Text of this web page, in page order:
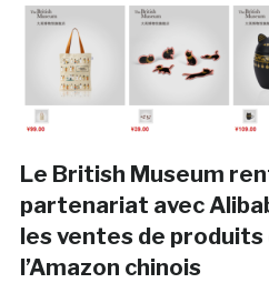
Le British Museum
partenariat avec
les ventes de
l’Amazon chinois